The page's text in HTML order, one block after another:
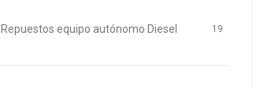
Repuestos equipo autónomo Diesel 19